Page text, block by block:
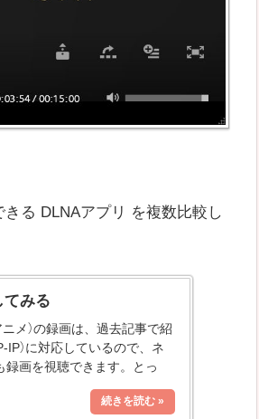
る DLNAアプリ を複数比較し
てみる
メ）の録画は、過去記事で紹
）に対応しているので、ネ
録画を視聴できます。とっ